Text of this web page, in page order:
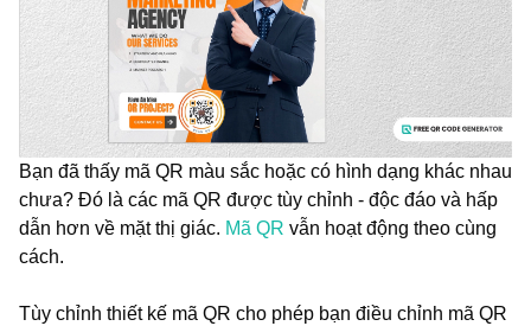
Bạn đã thấy mã QR màu sắc hoặc có hình dạng khác nhau
chưa? Đó là các mã QR được tùy chỉnh - độc đáo và hấp
dẫn hơn về mặt thị giác. Mã QR vẫn hoạt động theo cùng
cách.
Tùy chỉnh thiết kế mã QR cho phép bạn điều chỉnh mã QR